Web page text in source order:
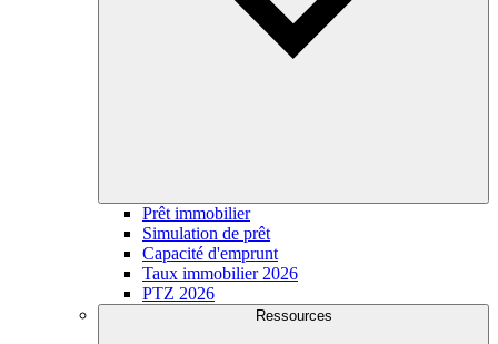
Prêt immobilier
Simulation de prêt
Capacité d'emprunt
Taux immobilier 2026
PTZ 2026
Ressources